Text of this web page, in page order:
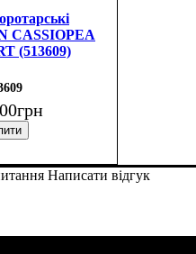
CASSIOPEA
(513609)
грн
Написати відгук